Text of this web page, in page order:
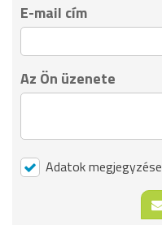
E-mail cím
Az Ön üzenete
Adatok megjegyzése